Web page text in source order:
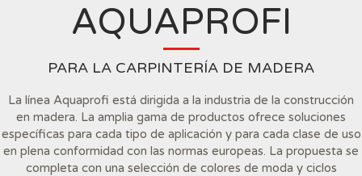
AQUAPROFI
PARA LA CARPINTERÍA DE MADERA
La línea Aquaprofi está dirigida a la industria de la construcción
en madera. La amplia gama de productos ofrece soluciones
específicas para cada tipo de aplicación y para cada clase de uso
en plena conformidad con las normas europeas. La propuesta se
completa con una selección de colores de moda y ciclos